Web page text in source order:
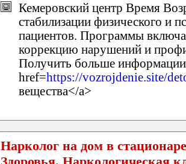
Кемеровский центр Время
стабилизации физического и
пациентов. Программы
коррекцию нарушений и
Получить больше
href=https://vozrojdenie.site/
вещества</a>
Нарколог на дом в